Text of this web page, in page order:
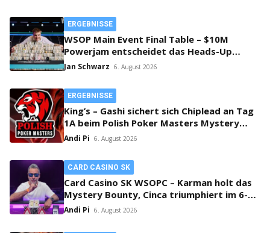
ERGEBNISSE
WSOP Main Event Final Table – $10M
Powerjam entscheidet das Heads-Up
zwischen Jumalon und Saaskilahti!
Jan Schwarz 6. August 2026
ERGEBNISSE
King’s – Gashi sichert sich Chiplead an Tag
1A beim Polish Poker Masters Mystery
Bounty!
Andi Pi 6. August 2026
CARD CASINO SK
Card Casino SK WSOPC – Karman holt das
Mystery Bounty, Cinca triumphiert im 6-
Max!
Andi Pi 6. August 2026